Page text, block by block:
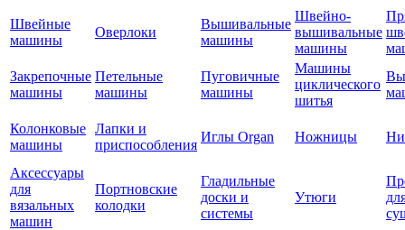
Швейные
машины
Оверлоки
Вышивальные
машины
Швейно-
вышивальные
машины
Закрепочные
машины
Петельные
машины
Пуговичные
машины
Машины
циклического
шитья
Колонковые
машины
Лапки и
приспособления
Иглы Organ Ножницы
Аксессуары
для
вязальных
машин
Портновские
колодки
Гладильные
доски и
системы
Утюги